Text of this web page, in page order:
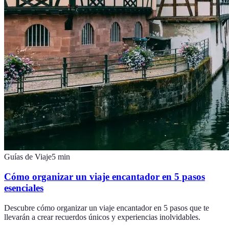
Guías de Viaje5 min
Cómo organizar un viaje encantador en 5 pasos
esenciales
Descubre cómo organizar un viaje encantador en 5 pasos que te
llevarán a crear recuerdos únicos y experiencias inolvidables.